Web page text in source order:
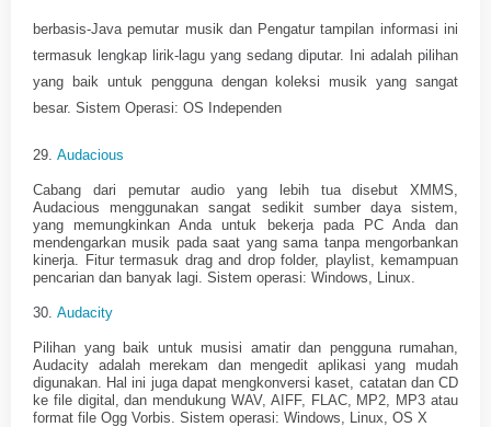
berbasis-Java pemutar musik dan Pengatur tampilan informasi ini
termasuk lengkap lirik-lagu yang sedang diputar. Ini adalah pilihan
yang baik untuk pengguna dengan koleksi musik yang sangat
besar. Sistem Operasi: OS Independen
29. Audacious
Cabang dari pemutar audio yang lebih tua disebut XMMS,
Audacious menggunakan sangat sedikit sumber daya sistem,
yang memungkinkan Anda untuk bekerja pada PC Anda dan
mendengarkan musik pada saat yang sama tanpa mengorbankan
kinerja. Fitur termasuk drag and drop folder, playlist, kemampuan
pencarian dan banyak lagi. Sistem operasi: Windows, Linux.
30. Audacity
Pilihan yang baik untuk musisi amatir dan pengguna rumahan,
Audacity adalah merekam dan mengedit aplikasi yang mudah
digunakan. Hal ini juga dapat mengkonversi kaset, catatan dan CD
ke file digital, dan mendukung WAV, AIFF, FLAC, MP2, MP3 atau
format file Ogg Vorbis. Sistem operasi: Windows, Linux, OS X